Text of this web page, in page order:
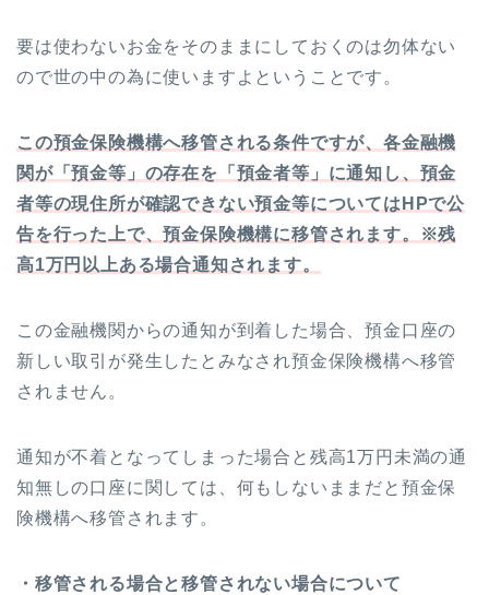
要は使わないお金をそのままにしておくのは勿体ない
ので世の中の為に使いますよということです。
この預金保険機構へ移管される条件ですが、各金融機
関が「預金等」の存在を「預金者等」に通知し、預金
者等の現住所が確認できない預金等についてはHPで公
告を行った上で、預金保険機構に移管されます。※残
高1万円以上ある場合通知されます。
この金融機関からの通知が到着した場合、預金口座の
新しい取引が発生したとみなされ預金保険機構へ移管
されません。
通知が不着となってしまった場合と残高1万円未満の通
知無しの口座に関しては、何もしないままだと預金保
険機構へ移管されます。
・移管される場合と移管されない場合について